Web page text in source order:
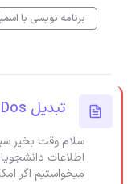
برنامه نویسی با
تبدیل Dos به ویندوز
سلام وقت بخیر
میخواستیم اگر